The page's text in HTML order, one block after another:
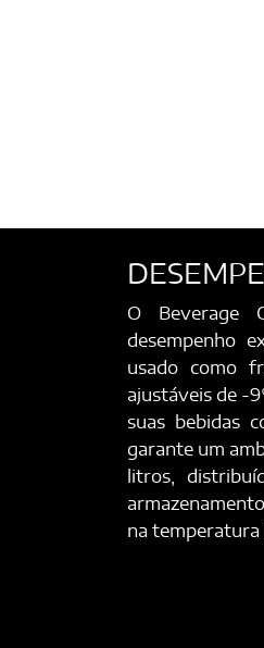
O Beverage
desempenho
usado como
ajustáveis de -
suas bebidas
garante um
litros,
na temperatura